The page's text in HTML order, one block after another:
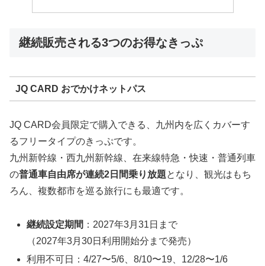
継続販売される3つのお得なきっぷ
JQ CARD おでかけネットパス
JQ CARD会員限定で購入できる、九州内を広くカバーす
るフリータイプのきっぷです。
九州新幹線・西九州新幹線、在来線特急・快速・普通列車
の普通車自由席が連続2日間乗り放題となり、観光はもち
ろん、複数都市を巡る旅行にも最適です。
継続設定期間 ：2027年3月31日まで
（2027年3月30日利用開始分まで発売）
利用不可日：4/27〜5/6、8/10〜19、12/28〜1/6